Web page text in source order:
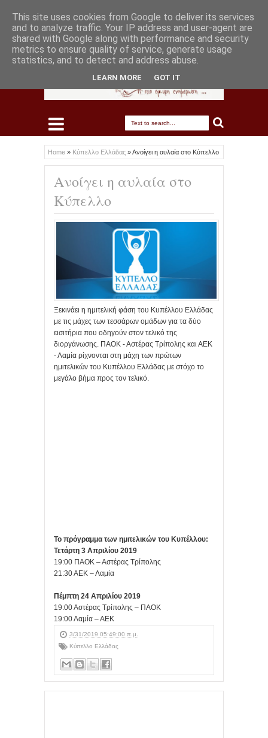
Home » Κύπελλο Ελλάδας »Ανοίγει η αυλαία στο Κύπελλο
Ανοίγει η αυλαία στο
Κύπελλο
Ξεκινάει η ημιτελική φάση του Κυπέλλου Ελλάδας
με τις μάχες των τεσσάρων ομάδων για τα δύο
εισιτήρια που οδηγούν στον τελικό της
διοργάνωσης. ΠΑΟΚ - Αστέρας Τρίπολης και ΑΕΚ
- Λαμία ρίχνονται στη μάχη των πρώτων
ημιτελικών του Κυπέλλου Ελλάδας με στόχο το
μεγάλο βήμα προς τον τελικό.
Το πρόγραμμα των ημιτελικών του Κυπέλλου:
Τετάρτη 3 Απριλίου 2019
19:00 ΠΑΟΚ – Αστέρας Τρίπολης
21:30 ΑΕΚ – Λαμία
Πέμπτη 24 Απριλίου 2019
19:00 Αστέρας Τρίπολης – ΠΑΟΚ
19:00 Λαμία – ΑΕΚ
3/31/2019 05:49:00 π.μ.
Κύπελλο Ελλάδας
This site uses cookies from Google to deliver its services
and to analyze traffic. Your IP address and user-agent are
shared with Google along with performance and security
metrics to ensure quality of service, generate usage
statistics, and to detect and address abuse.
LEARN MORE GOT IT